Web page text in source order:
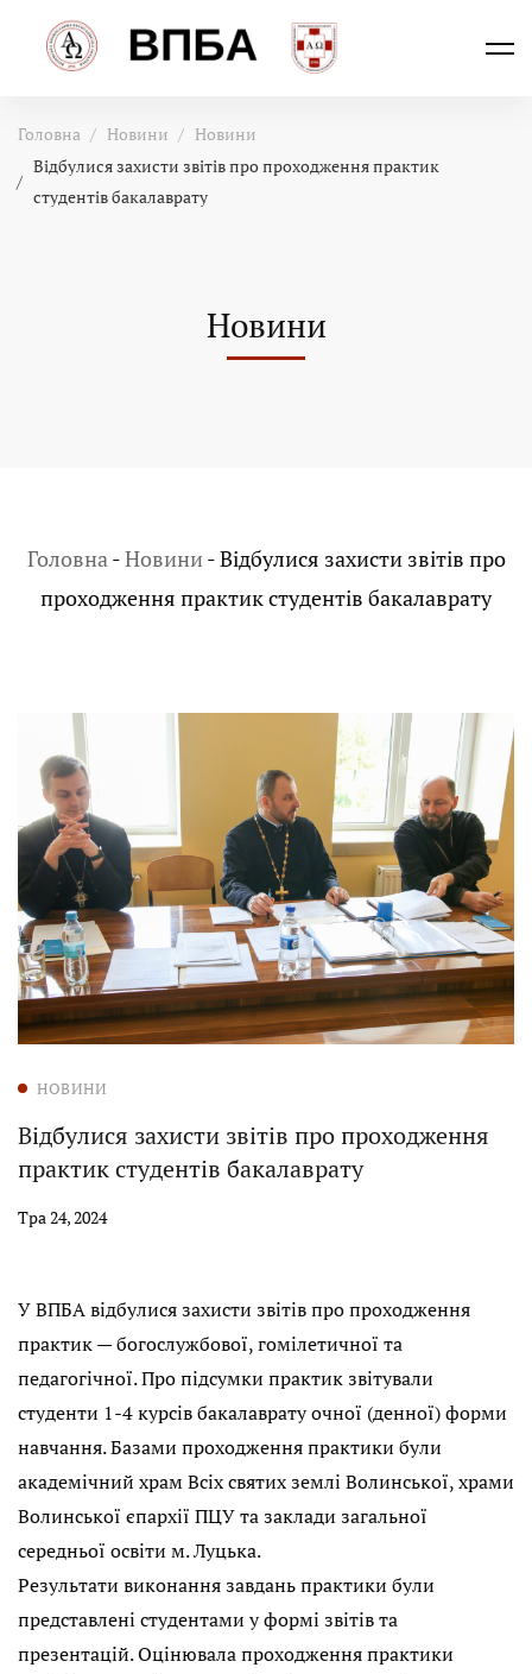
Головна Новини
Новини
Відбулися захисти звітів про проходження практик
студентів бакалаврату
Новини
Головна-Новини-Відбулися захисти звітів про
проходження практик студентів бакалаврату
НОВИНИ
Відбулися захисти звітів про проходження
практик студентів бакалаврату
Тра 24, 2024
У ВПБА відбулися захисти звітів про проходження
практик — богослужбової, гомілетичної та
педагогічної. Про підсумки практик звітували
студенти 1-4 курсів бакалаврату очної (денної) форми
навчання. Базами проходження практики були
академічний храм Всіх святих землі Волинської, храми
Волинської єпархії ПЦУ та заклади загальної
середньої освіти м. Луцька.
Результати виконання завдань практики були
представлені студентами у формі звітів та
презентацій. Оцінювала проходження практики